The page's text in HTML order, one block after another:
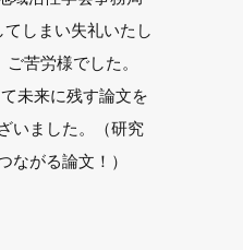
しまい失礼いたし
苦労様でした。
未来に残す論文を
いました。（研究
がる論文！）